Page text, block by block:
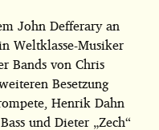
John Defferary an
Weltklasse-Musiker
Bands von Chris
Besetzung
Henrik Dahn
und Dieter „Zech“